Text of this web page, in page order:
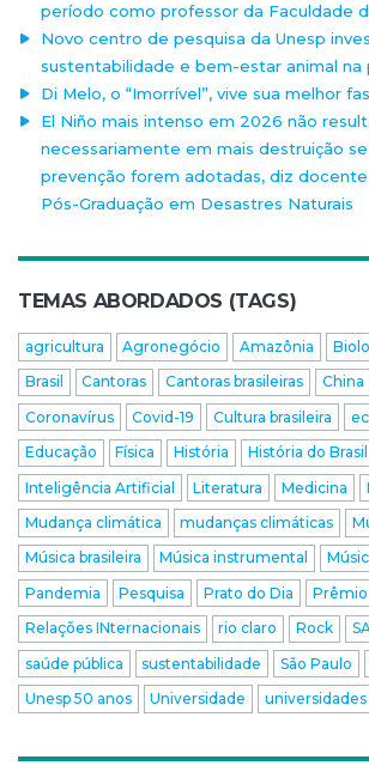
período como professor da Faculdade
Novo centro de pesquisa da Unesp
sustentabilidade e bem-estar animal na
Di Melo, o “Imorrível”, vive sua melhor
El Niño mais intenso em 2026 não
necessariamente em mais destruição
prevenção forem adotadas, diz
Pós-Graduação em Desastres Naturais
TEMAS ABORDADOS (TAGS)
agricultura Agronegócio Amazônia
Brasil
Cantoras Cantoras brasileiras China
Coronavírus
Covid-19 Cultura brasileira
Educação
Física História
História do Brasil
Inteligência Artificial
Literatura Medicina
Mudança climática
mudanças climáticas
Música brasileira
Música instrumental
Pandemia
Pesquisa Prato do Dia
Prêmio
Relações INternacionais
rio claro Rock
saúde pública
sustentabilidade São Paulo
Unesp 50 anos
Universidade